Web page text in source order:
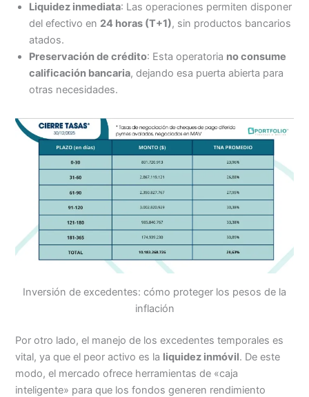
Liquidez inmediata: Las operaciones permiten disponer
del efectivo en 24 horas (T+1), sin productos bancarios
atados.
Preservación de crédito: Esta operatoria no consume
calificación bancaria, dejando esa puerta abierta para
otras necesidades.
Inversión de excedentes: cómo proteger los pesos de la
inflación
Por otro lado, el manejo de los excedentes temporales es
vital, ya que el peor activo es la liquidez inmóvil. De este
modo, el mercado ofrece herramientas de «caja
inteligente» para que los fondos generen rendimiento